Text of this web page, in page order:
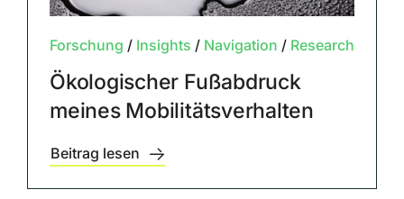
Forschung / Insights / Navigation / Research
Ökologischer Fußabdruck
meines Mobilitätsverhalten
Beitrag lesen